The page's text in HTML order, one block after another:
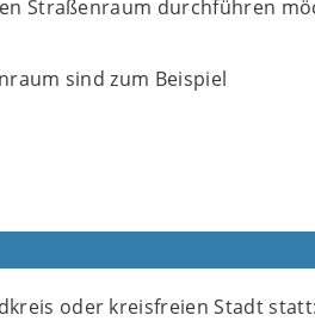
Straßenraum durchführen
sind zum Beispiel
oder kreisfreien Stadt statt: